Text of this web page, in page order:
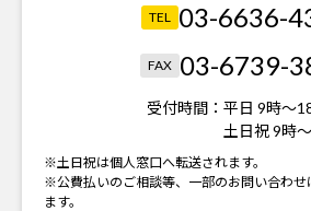
TEL 03-6636-
FAX 03-6739-
受付時間： 平日 9時～
土日祝 9時
※土日祝は個人窓口へ転送されます。
※公費払いのご相談等、一部のお問い合わせ
ます。